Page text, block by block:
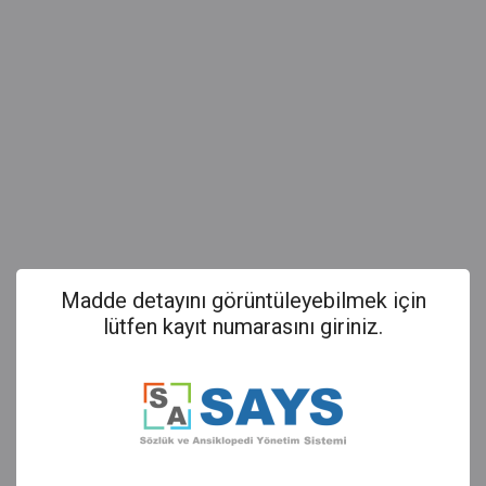
Madde detayını görüntüleyebilmek için
lütfen kayıt numarasını giriniz.